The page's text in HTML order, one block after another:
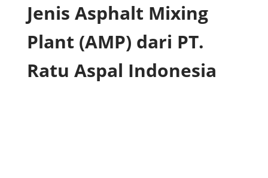
Jenis Asphalt Mixing
Plant (AMP) dari PT.
Ratu Aspal Indonesia